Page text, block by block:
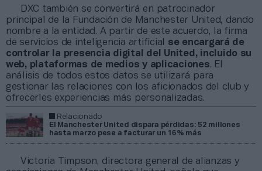
DXC también se convertirá en patrocinador
principal de la Fundación de Manchester United, dando
nombre a la entidad. A partir de este acuerdo, la firma
de servicios de inteligencia artificial se encargará de
controlar la presencia digital del United, incluido su
web, plataformas de medios y aplicaciones. El
análisis de todos estos datos se utilizará para
gestionar las relaciones con los aficionados del club y
ofrecerles experiencias más personalizadas.
Relacionado
El Manchester United dispara pérdidas: 52 millones
hasta marzo pese a facturar un 16% más
Victoria Timpson, directora general de alianzas y